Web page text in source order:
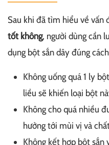
Sau khi đã tìm hiểu về vấn
tốt không, người dùng cần
dụng bột sắn dây đúng
Không uống quá 1 ly
liều sẽ khiến loại bột
Không cho quá nhiều
hưởng tới mùi vị và
Không kết hợp bột sắn